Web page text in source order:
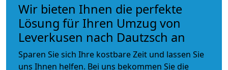
Wir bieten Ihnen die perfekte
Lösung für Ihren Umzug von
Leverkusen nach Dautzsch an
Sparen Sie sich Ihre kostbare Zeit und lassen Sie
uns Ihnen helfen. Bei uns bekommen Sie die